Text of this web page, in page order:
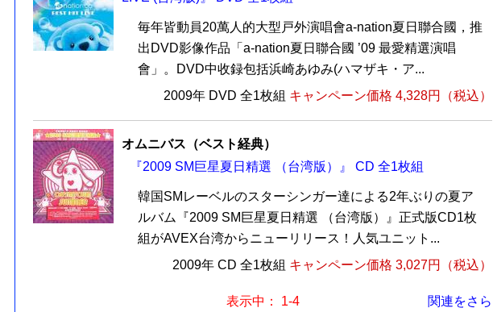
毎年皆動員20萬人的大型戸外演唱會a-nation夏日聯合國，推
出DVD影像作品「a-nation夏日聯合國 ’09 最愛精選演唱
會」。DVD中收録包括浜崎あゆみ(ハマザキ・ア...
2009年 DVD 全1枚組 キャンペーン価格 4,328円（税込）
オムニバス（ベスト経典）
『2009 SM巨星夏日精選 （台湾版）』 CD 全1枚組
韓国SMレーベルのスターシンガー達による2年ぶりの夏ア
ルバム『2009 SM巨星夏日精選 （台湾版）』正式版CD1枚
組がAVEX台湾からニューリリース！人気ユニット...
2009年 CD 全1枚組 キャンペーン価格 3,027円（税込）
関連をさら
表示中： 1-4